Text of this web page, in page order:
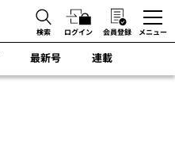
検索 ログイン 会員登録 メニュー
最新号 連載